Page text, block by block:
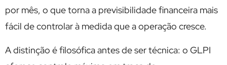
por mês, o que torna a previsibilidade financeira mais
fácil de controlar à medida que a operação cresce.
A distinção é filosófica antes de ser técnica: o GLPI